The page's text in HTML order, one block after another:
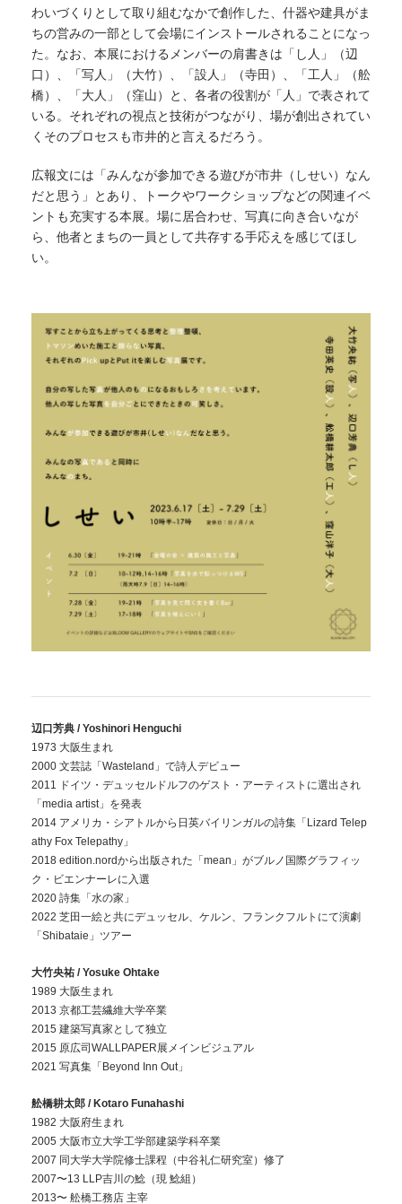
わいづくりとして取り組むなかで創作した、什器や建具がま
ちの営みの一部として会場にインストールされることになっ
た。なお、本展におけるメンバーの肩書きは「し人」（辺
口）、「写人」（大竹）、「設人」（寺田）、「工人」（舩
橋）、「大人」（窪山）と、各者の役割が「人」で表されて
いる。それぞれの視点と技術がつながり、場が創出されてい
くそのプロセスも市井的と言えるだろう。
広報文には「みんなが参加できる遊びが市井（しせい）なん
だと思う」とあり、トークやワークショップなどの関連イベ
ントも充実する本展。場に居合わせ、写真に向き合いなが
ら、他者とまちの一員として共存する手応えを感じてほし
い。
辺口芳典 / Yoshinori Henguchi
1973 大阪生まれ
2000 文芸誌「Wasteland」で詩人デビュー
2011 ドイツ・デュッセルドルフのゲスト・アーティストに選出され
「media artist」を発表
2014 アメリカ・シアトルから日英バイリンガルの詩集「Lizard Telep
athy Fox Telepathy」
2018 edition.nordから出版された「mean」がブルノ国際グラフィッ
ク・ビエンナーレに入選
2020 詩集「水の家」
2022 芝田一絵と共にデュッセル、ケルン、フランクフルトにて演劇
「Shibataie」ツアー
大竹央祐 / Yosuke Ohtake
1989 大阪生まれ
2013 京都工芸繊維大学卒業
2015 建築写真家として独立
2015 原広司WALLPAPER展メインビジュアル
2021 写真集「Beyond Inn Out」
舩橋耕太郎 / Kotaro Funahashi
1982 大阪府生まれ
2005 大阪市立大学工学部建築学科卒業
2007 同大学大学院修士課程（中谷礼仁研究室）修了
2007〜13 LLP吉川の鯰（現 鯰組）
2013〜 舩橋工務店 主宰